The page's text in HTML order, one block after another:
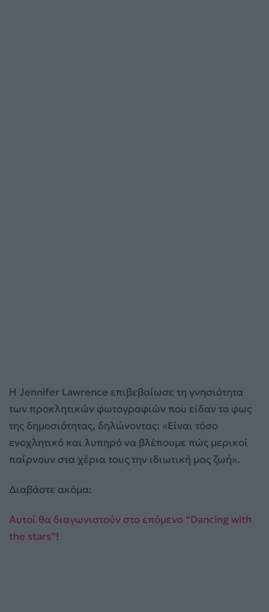
Η Jennifer Lawrence επιβεβαίωσε τη γνησιότητα
των προκλητικών φωτογραφιών που είδαν το φως
της δημοσιότητας, δηλώνοντας: «Είναι τόσο
ενοχλητικό και λυπηρό να βλέπουμε πώς μερικοί
παίρνουν στα χέρια τους την ιδιωτική μας ζωή».
Διαβάστε ακόμα:
Αυτοί θα διαγωνιστούν στο επόμενο “Dancing with
the stars”!